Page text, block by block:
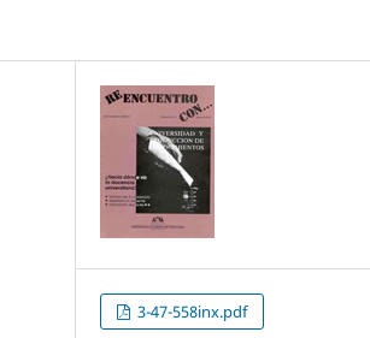
3-47-558inx.pdf